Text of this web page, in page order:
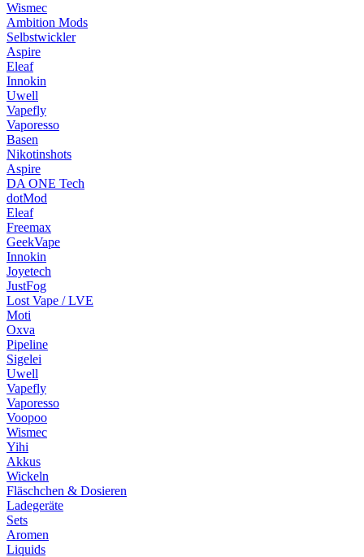
Wismec
Ambition Mods
Selbstwickler
Aspire
Eleaf
Innokin
Uwell
Vapefly
Vaporesso
Basen
Nikotinshots
Aspire
DA ONE Tech
dotMod
Eleaf
Freemax
GeekVape
Innokin
Joyetech
JustFog
Lost Vape / LVE
Moti
Oxva
Pipeline
Sigelei
Uwell
Vapefly
Vaporesso
Voopoo
Wismec
Yihi
Akkus
Wickeln
Fläschchen & Dosieren
Ladegeräte
Sets
Aromen
Liquids